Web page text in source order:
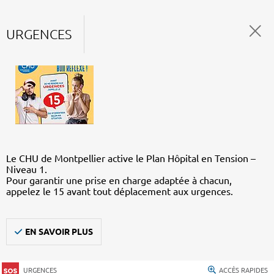
URGENCES
Le CHU de Montpellier active le Plan Hôpital en Tension –
Niveau 1.
Pour garantir une prise en charge adaptée à chacun,
appelez le 15 avant tout déplacement aux urgences.
EN SAVOIR PLUS
URGENCES ACCÈS RAPIDES